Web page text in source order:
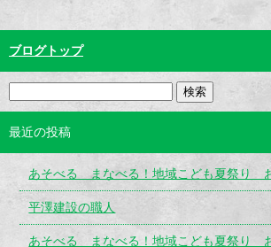
ブログトップ
最近の投稿
あそべる まなべる！地域こども夏祭り
平澤建設の職人
あそべる まなべる！地域こども夏祭り